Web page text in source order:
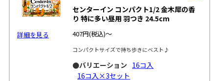
詳細を見る
センターイン コンパクト1/2 金木犀の香
り 特に多い昼用 羽つき 24.5cm
407円(税込)～
コンパクトサイズで持ち歩きにベスト♪
●バリエーション 16コ入
16コ入×3セット